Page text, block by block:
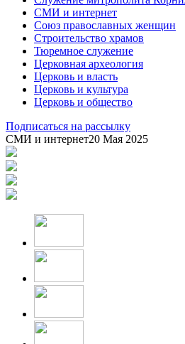
СМИ и интернет
Союз православных женщин
Строительство храмов
Тюремное служение
Церковная археология
Церковь и власть
Церковь и культура
Церковь и общество
Подписаться на рассылку
СМИ и интернет20 Мая 2025